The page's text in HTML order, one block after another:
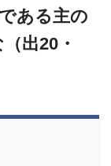
ある主の
出20・